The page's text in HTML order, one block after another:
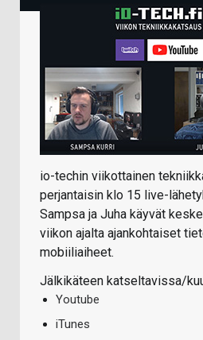
io-techin viikottainen
perjantaisin klo 15 live-
Sampsa ja Juha käyvät
viikon ajalta ajankohtaiset
mobiiliaiheet.
Jälkikäteen katseltavissa/
Youtube
iTunes